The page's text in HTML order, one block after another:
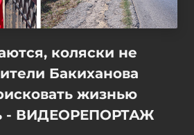
коляски не
Бакиханова
жизнью
- ВИДЕОРЕПОРТАЖ